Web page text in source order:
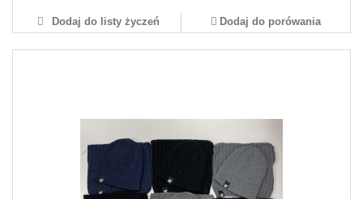
Dodaj do listy życzeń Dodaj do porówania